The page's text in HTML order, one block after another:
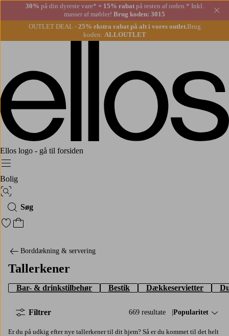
30% på din dyreste vare* + 15% rabatpå resten af orden.* Inkl.
masser af møbler! Brug koden: 3015
OUTLET DEAL - 25% ekstra rabat på alt i vores outlet.Brug
koden: ALLOUTLET
Ellos logo - gå til forsiden
Menu
Bolig
Billedsøgning
Søg
Gå til favoritmarkerede produkter
Gå til indkøbskurven
Borddækning & servering
Tallerkener
Bar- & drinkstilbehør Bestik Dækkeservietter
669 resultate Sorter efter:
Popularitet
Filtrer
Er du på udkig efter nye tallerkener til dit hjem? Så er du kommet til det helt